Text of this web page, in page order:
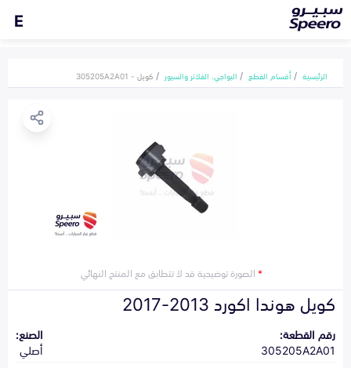
E
الرئيسية أقسام القطع البواجي، الفلاتر والسيور كويل - 305205A2A01
*الصورة توضيحية قد لا تتطابق مع المنتج النهائي
كويل هوندا اكورد 2013-2017
رقم القطعة:
305205A2A01
الصنع:
أصلي